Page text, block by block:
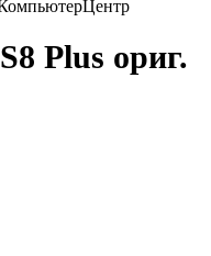
Plus ориг.